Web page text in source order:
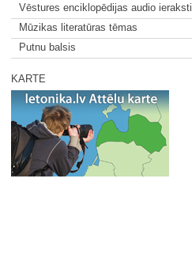
Vēstures enciklopēdijas audio ieraksti
Mūzikas literatūras tēmas
Putnu balsis
KARTE